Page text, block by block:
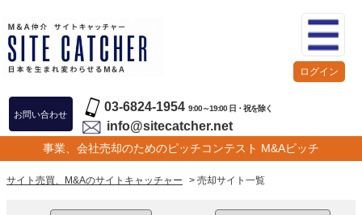
お問い合わせ
03-6824-1954 9:00～19:00 日・祝を除く
info@sitecatcher.net
事業、会社売却のためのピッチコンテスト M&Aピッチ
ログイン
サイト売買、M&Aのサイトキャッチャー > 売却サイト一覧